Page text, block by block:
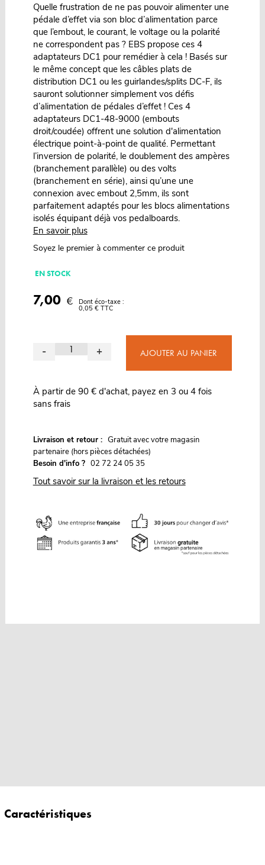
Quelle frustration de ne pas pouvoir alimenter une
pédale d’effet via son bloc d’alimentation parce
que l’embout, le courant, le voltage ou la polarité
ne correspondent pas ? EBS propose ces 4
adaptateurs DC1 pour remédier à cela ! Basés sur
le même concept que les câbles plats de
distribution DC1 ou les guirlandes/splits DC-F, ils
sauront solutionner simplement vos défis
d’alimentation de pédales d’effet ! Ces 4
adaptateurs DC1-48-9000 (embouts
droit/coudée) offrent une solution d'alimentation
électrique point-à-point de qualité. Permettant
l’inversion de polarité, le doublement des ampères
(branchement parallèle) ou des volts
(branchement en série), ainsi qu’une une
connexion avec embout 2,5mm, ils sont
parfaitement adaptés pour les blocs alimentations
isolés équipant déjà vos pedalboards.
En savoir plus
Soyez le premier à commenter ce produit
EN STOCK
7,00 € Dont éco-taxe :
0,05 € TTC
- + AJOUTER AU PANIER
À partir de 90 € d'achat, payez en 3 ou 4 fois
sans frais
Livraison et retour : Gratuit avec votre magasin
partenaire (hors pièces détachées)
Besoin d'info ? 02 72 24 05 35
Tout savoir sur la livraison et les retours
Caractéristiques